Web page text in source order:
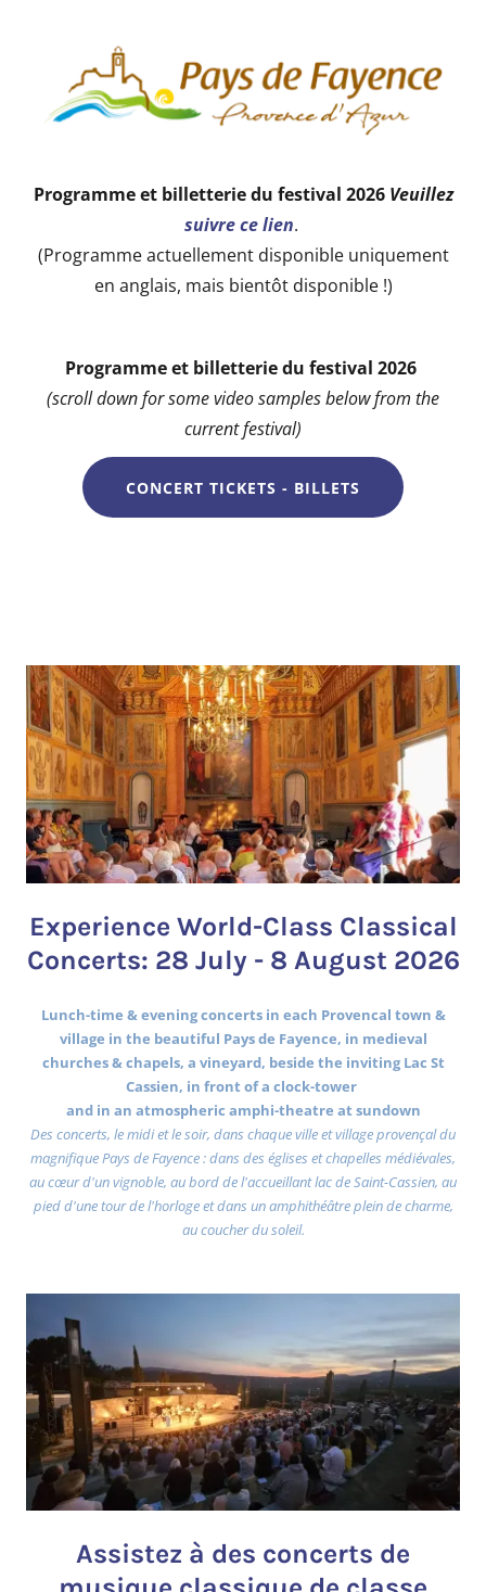
Programme et billetterie du festival 2026 Veuillez
suivre ce lien.
(Programme actuellement disponible uniquement
en anglais, mais bientôt disponible !)
Programme et billetterie du festival 2026
(scroll down for some video samples below from the
current festival)
CONCERT TICKETS - BILLETS
Experience World-Class Classical
Concerts: 28 July - 8 August 2026
Lunch-time & evening concerts in each Provencal town &
village in the beautiful Pays de Fayence, in medieval
churches & chapels, a vineyard, beside the inviting Lac St
Cassien, in front of a clock-tower
and in an atmospheric amphi-theatre at sundown
Des concerts, le midi et le soir, dans chaque ville et village provençal du
magnifique Pays de Fayence : dans des églises et chapelles médiévales,
au cœur d'un vignoble, au bord de l'accueillant lac de Saint-Cassien, au
pied d'une tour de l'horloge et dans un amphithéâtre plein de charme,
au coucher du soleil.
Assistez à des concerts de